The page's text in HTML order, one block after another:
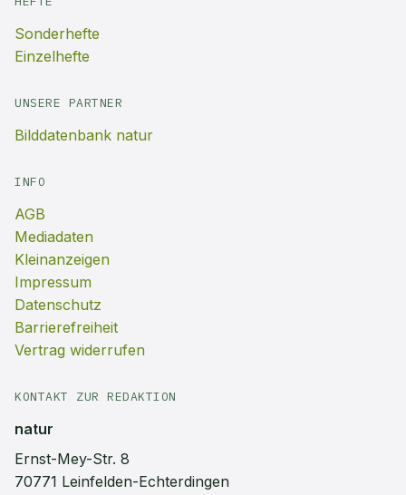
Sonderhefte
Einzelhefte
UNSERE PARTNER
Bilddatenbank natur
INFO
AGB
Mediadaten
Kleinanzeigen
Impressum
Datenschutz
Barrierefreiheit
Vertrag widerrufen
KONTAKT ZUR REDAKTION
natur
Ernst-Mey-Str. 8
70771 Leinfelden-Echterdingen